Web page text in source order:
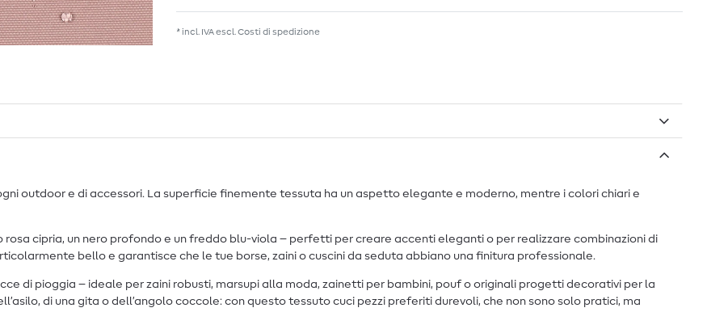
* incl. IVA escl.Costi di spedizione
outdoor e di accessori. La superficie finemente tessuta ha un aspetto elegante e moderno, mentre i colori chiari e
cipria, un nero profondo e un freddo blu-viola – perfetti per creare accenti eleganti o per realizzare combinazioni di
bello e garantisce che le tue borse, zaini o cuscini da seduta abbiano una finitura professionale.
di pioggia – ideale per zaini robusti, marsupi alla moda, zainetti per bambini, pouf o originali progetti decorativi per la
di una gita o dell’angolo coccole: con questo tessuto cuci pezzi preferiti durevoli, che non sono solo pratici, ma